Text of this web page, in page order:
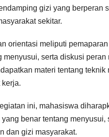
gizi yang berperan
sekitar.
orientasi meliputi
menyusui, serta diskusi
materi tentang
kerja.
ini, mahasiswa
yang benar tentang
dan gizi masyarakat.